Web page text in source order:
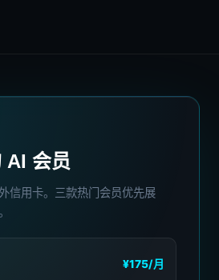
AI 会员
信用卡。三款热门会员优先展
¥175/月